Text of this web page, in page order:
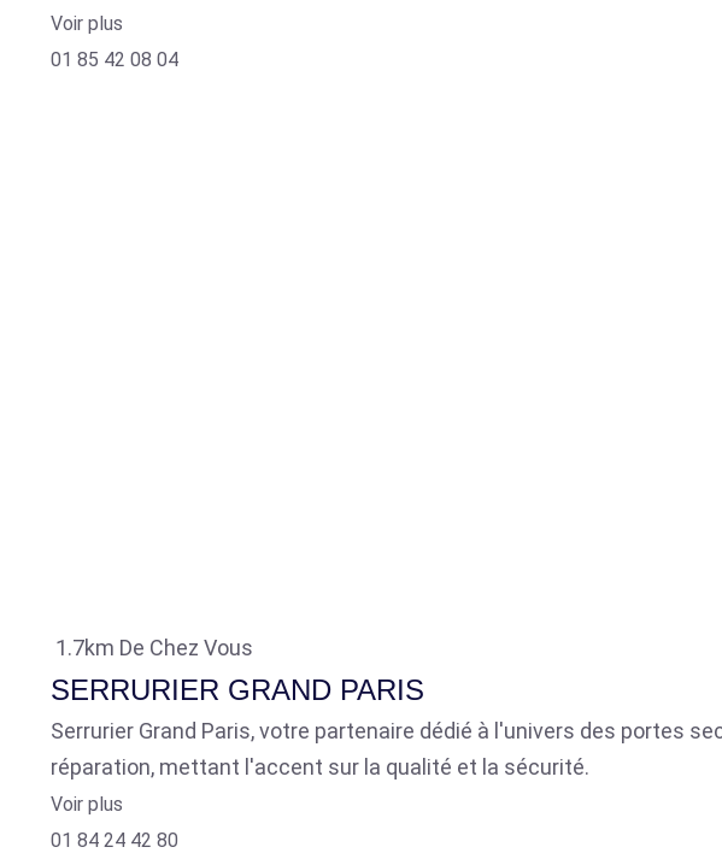
Voir plus
01 85 42 08 04
1.7km De Chez Vous
SERRURIER GRAND PARIS
Serrurier Grand Paris, votre partenaire dédié à l'univers des portes
réparation, mettant l'accent sur la qualité et la sécurité.
Voir plus
01 84 24 42 80